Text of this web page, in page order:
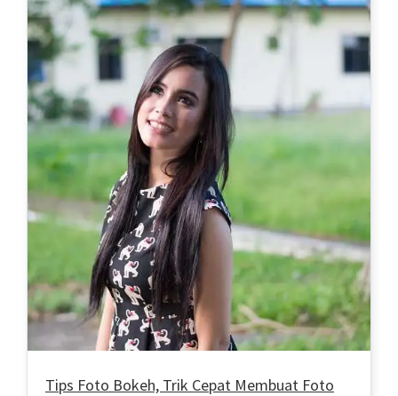
Tips Foto Bokeh, Trik Cepat Membuat Foto